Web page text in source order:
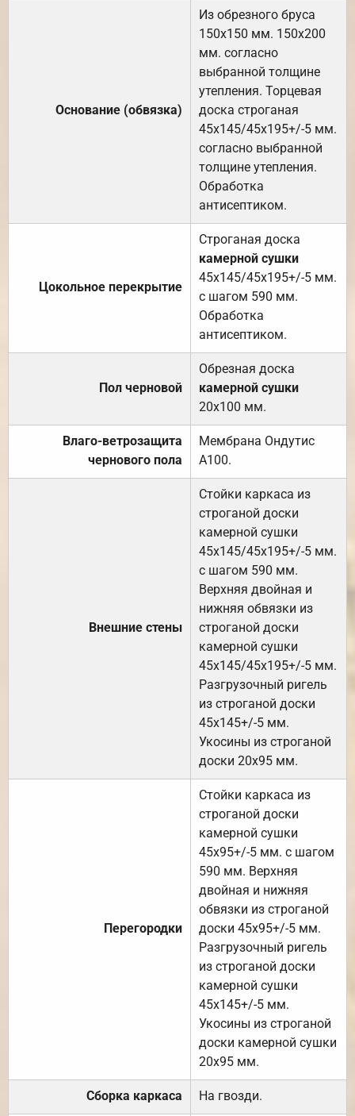
Основание (обвязка)
Из обрезного бруса
150х150 мм. 150х200
мм. согласно
выбранной толщине
утепления. Торцевая
доска строганая
45х145/45х195+/-5 мм.
согласно выбранной
толщине утепления.
Обработка
антисептиком.
Цокольное перекрытие
Строганая доска
камерной сушки
45х145/45х195+/-5 мм.
с шагом 590 мм.
Обработка
антисептиком.
Пол черновой
Обрезная доска
камерной сушки
20х100 мм.
Влаго-ветрозащита
чернового пола
Мембрана Ондутис
А100.
Внешние стены
Стойки каркаса из
строганой доски
камерной сушки
45х145/45х195+/-5 мм.
с шагом 590 мм.
Верхняя двойная и
нижняя обвязки из
строганой доски
камерной сушки
45х145/45х195+/-5 мм.
Разгрузочный ригель
из строганой доски
45х145+/-5 мм.
Укосины из строганой
доски 20х95 мм.
Перегородки
Стойки каркаса из
строганой доски
камерной сушки
45х95+/-5 мм. с шагом
590 мм. Верхняя
двойная и нижняя
обвязки из строганой
доски 45х95+/-5 мм.
Разгрузочный ригель
из строганой доски
камерной сушки
45х145+/-5 мм.
Укосины из строганой
доски камерной сушки
20х95 мм.
Сборка каркаса На гвозди.